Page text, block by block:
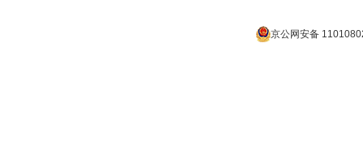
京公网安备